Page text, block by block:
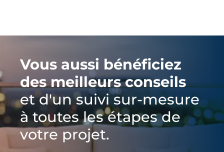
Vous aussi bénéficiez
des meilleurs conseils
et d'un suivi sur-mesure
à toutes les étapes de
votre projet.